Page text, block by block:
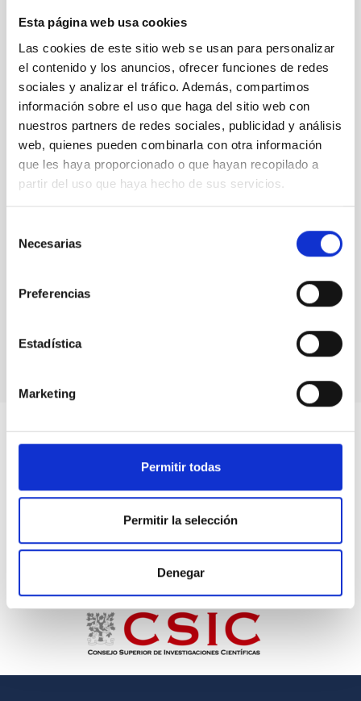
Esta página web usa cookies
Las cookies de este sitio web se usan para personalizar
el contenido y los anuncios, ofrecer funciones de redes
sociales y analizar el tráfico. Además, compartimos
información sobre el uso que haga del sitio web con
nuestros partners de redes sociales, publicidad y análisis
web, quienes pueden combinarla con otra información
que les haya proporcionado o que hayan recopilado a
partir del uso que haya hecho de sus servicios.
Necesarias
Preferencias
Estadística
Marketing
Permitir todas
Permitir la selección
Denegar
Llegada de la Ministra a IACTEC